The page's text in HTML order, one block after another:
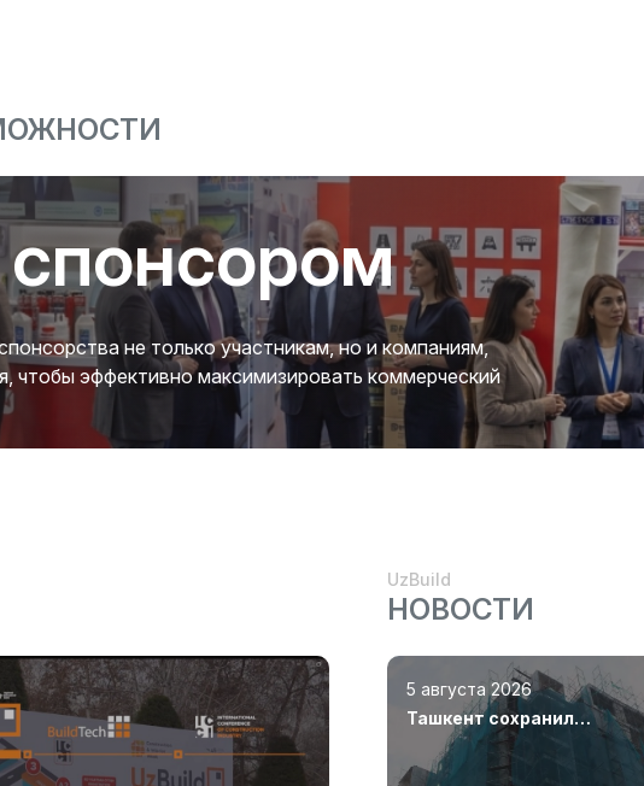
не только участникам, но и компаниям,
чтобы эффективно максимизировать коммерческий
UzBuild
НОВОСТИ
5 августа 2026
Ташкент сохранил
лидерство по объемам
строительства